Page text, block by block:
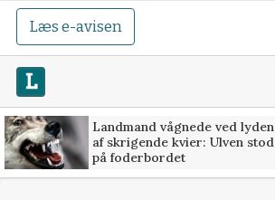
Læs e-avisen
Landmand vågnede ved lyden
af skrigende kvier: Ulven stod
på foderbordet